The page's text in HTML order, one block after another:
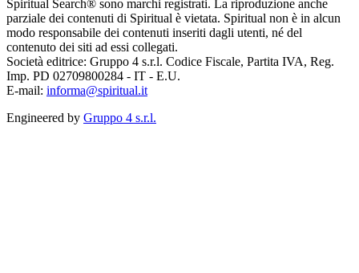
Spiritual Search® sono marchi registrati. La riproduzione anche
parziale dei contenuti di Spiritual è vietata. Spiritual non è in alcun
modo responsabile dei contenuti inseriti dagli utenti, né del
contenuto dei siti ad essi collegati.
Società editrice: Gruppo 4 s.r.l. Codice Fiscale, Partita IVA, Reg.
Imp. PD 02709800284 - IT - E.U.
E-mail: informa@spiritual.it
Engineered by Gruppo 4 s.r.l.